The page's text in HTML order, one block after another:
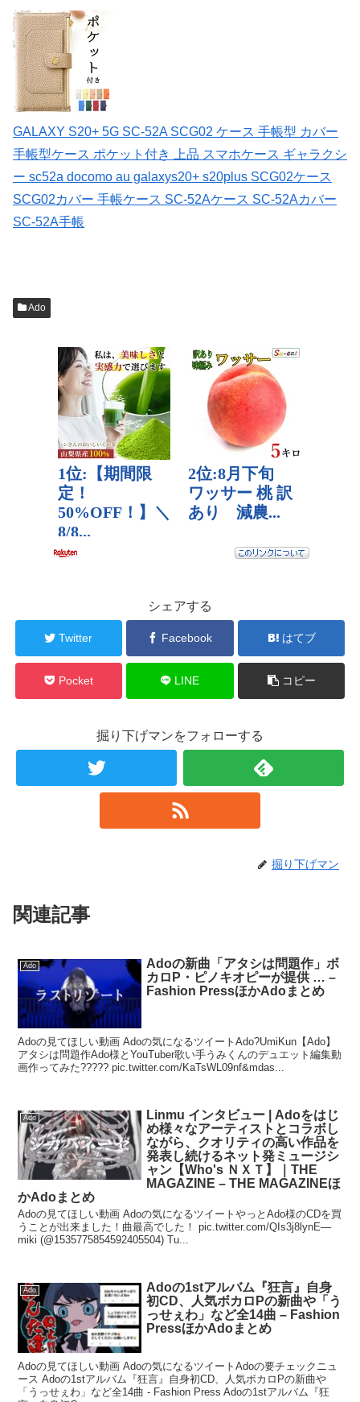
GALAXY S20+ 5G SC-52A SCG02 ケース 手帳型 カバー
手帳型ケース ポケット付き 上品 スマホケース ギャラクシ
ー sc52a docomo au galaxys20+ s20plus SCG02ケース
SCG02カバー 手帳ケース SC-52Aケース SC-52Aカバー
SC-52A手帳
Ado
シェアする
Twitter Facebook はてブ
Pocket LINE コピー
掘り下げマンをフォローする
掘り下げマン
関連記事
Ado
Adoの新曲「アタシは問題作」ボ
カロP・ピノキオピーが提供 … –
Fashion PressほかAdoまとめ
Adoの見てほしい動画 Adoの気になるツイートAdo?UmiKun【Ado】
アタシは問題作Ado様とYouTuber歌い手うみくんのデュエット編集動
画作ってみた????? pic.twitter.com/KaTsWL09nf&mdas...
Ado
Linmu インタビュー | Adoをはじ
め様々なアーティストとコラボし
ながら、クオリティの高い作品を
発表し続けるネット発ミュージシ
ャン【Who's ＮＸＴ】｜THE
MAGAZINE – THE MAGAZINEほ
かAdoまとめ
Adoの見てほしい動画 Adoの気になるツイートやっとAdo様のCDを買
うことが出来ました！曲最高でした！ pic.twitter.com/QIs3j8lynE—
miki (@1535775854592405504) Tu...
Ado
Adoの1stアルバム『狂言』自身
初CD、人気ボカロPの新曲や「う
っせぇわ」など全14曲 – Fashion
PressほかAdoまとめ
Adoの見てほしい動画 Adoの気になるツイートAdoの要チェックニュ
ース Adoの1stアルバム『狂言』自身初CD、人気ボカロPの新曲や
「うっせぇわ」など全14曲 - Fashion Press Adoの1stアルバム『狂